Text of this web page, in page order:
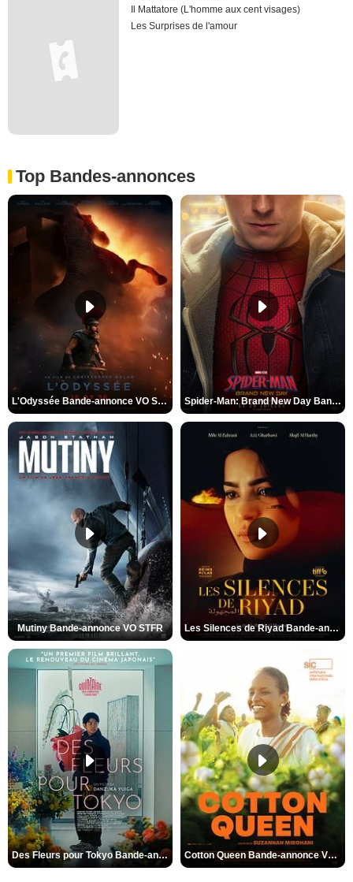
Il Mattatore (L'homme aux cent visages)
Les Surprises de l'amour
Top Bandes-annonces
L'Odyssée Bande-annonce VO STFR Spider-Man: Brand New Day Bande-annonce VO STFR
Mutiny Bande-annonce VO STFR Les Silences de Riyad Bande-annonce VO STFR
Des Fleurs pour Tokyo Bande-annonce VO STFR Cotton Queen Bande-annonce VO STFR